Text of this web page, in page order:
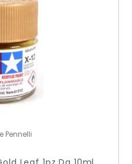
Pennelli